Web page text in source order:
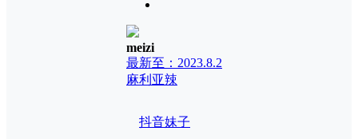
meizi
最新至：2023.8.2
麻利亚辣
抖音妹子